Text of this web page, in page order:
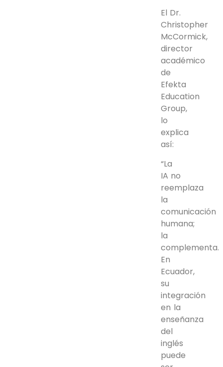
El Dr.
Christopher
McCormick,
director
académico
de
Efekta
Education
Group,
lo
explica
así:
“La
IA no
reemplaza
la
comunicación
humana;
la
complementa.
En
Ecuador,
su
integración
en la
enseñanza
del
inglés
puede